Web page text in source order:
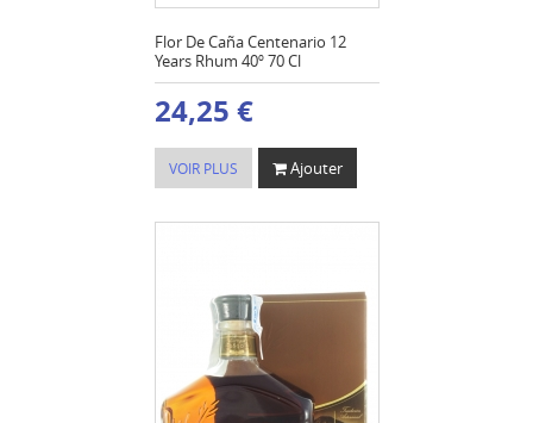
Flor De Caña Centenario 12
Years Rhum 40º 70 Cl
24,25 €
VOIR PLUS Ajouter